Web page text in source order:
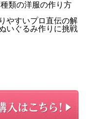
類の洋服の作り方
やすいプロ直伝の解
いぐるみ作りに挑戦